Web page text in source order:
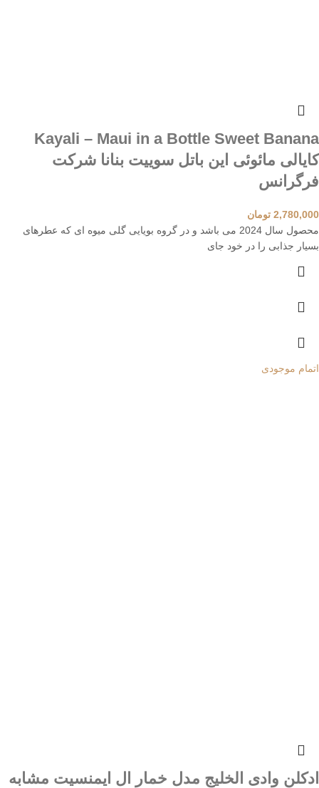
Kayali – Maui in a Bottle Sweet Banana
کایالی مائوئی این باتل سوییت بنانا شرکت
فرگرانس
2,780,000 تومان
محصول سال 2024 می باشد و در گروه بویایی گلی میوه ای که عطرهای
بسیار جذابی را در خود جای
اتمام موجودی
ادکلن وادی الخلیج مدل خمار ال ایمنسیت مشابه